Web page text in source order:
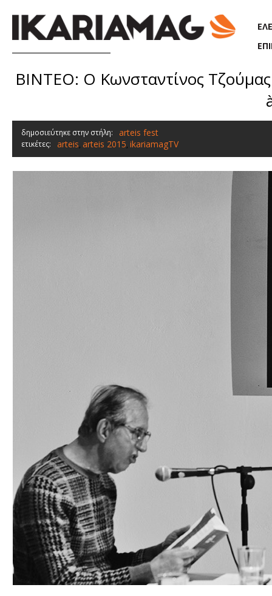
ΒΙΝΤΕΟ: Ο Κωνσταντίνος Τζούμας
δημοσιεύτηκε στην στήλη: arteis fest
ετικέτες: arteis, arteis 2015, ikariamagTV